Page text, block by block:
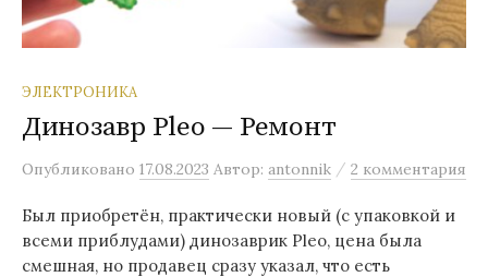
ЭЛЕКТРОНИКА
Динозавр Pleo — Ремонт
Опубликовано 17.08.2023 Автор: antonnik / 2 комментария
Был приобретён, практически новый (с упаковкой и
всеми приблудами) динозаврик Pleo, цена была
смешная, но продавец сразу указал, что есть